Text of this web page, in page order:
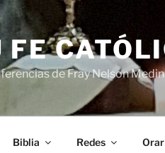
de Fray Nelson
Biblia Redes Orar